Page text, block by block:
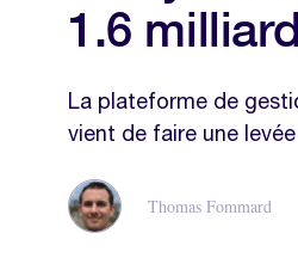
1.6
La plateforme de
vient de faire une
Thomas Fommard